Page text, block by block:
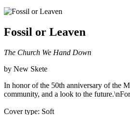
Fossil or Leaven
The Church We Hand Down
by New Skete
In honor of the 50th anniversary of the
community, and a look to the
Cover type: Soft